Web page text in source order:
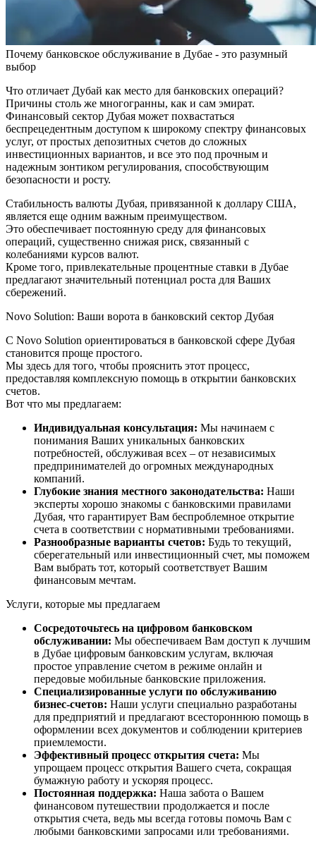
Почему банковское обслуживание в Дубае - это разумный
выбор
Что отличает Дубай как место для банковских операций?
Причины столь же многогранны, как и сам эмират.
Финансовый сектор Дубая может похвастаться
беспрецедентным доступом к широкому спектру финансовых
услуг, от простых депозитных счетов до сложных
инвестиционных вариантов, и все это под прочным и
надежным зонтиком регулирования, способствующим
безопасности и росту.
Стабильность валюты Дубая, привязанной к доллару США,
является еще одним важным преимуществом.
Это обеспечивает постоянную среду для финансовых
операций, существенно снижая риск, связанный с
колебаниями курсов валют.
Кроме того, привлекательные процентные ставки в Дубае
предлагают значительный потенциал роста для Ваших
сбережений.
Novo Solution: Ваши ворота в банковский сектор Дубая
С Novo Solution ориентироваться в банковской сфере Дубая
становится проще простого.
Мы здесь для того, чтобы прояснить этот процесс,
предоставляя комплексную помощь в открытии банковских
счетов.
Вот что мы предлагаем:
Индивидуальная консультация: Мы начинаем с
понимания Ваших уникальных банковских
потребностей, обслуживая всех – от независимых
предпринимателей до огромных международных
компаний.
Глубокие знания местного законодательства: Наши
эксперты хорошо знакомы с банковскими правилами
Дубая, что гарантирует Вам беспроблемное открытие
счета в соответствии с нормативными требованиями.
Разнообразные варианты счетов: Будь то текущий,
сберегательный или инвестиционный счет, мы поможем
Вам выбрать тот, который соответствует Вашим
финансовым мечтам.
Услуги, которые мы предлагаем
Сосредоточьтесь на цифровом банковском
обслуживании: Мы обеспечиваем Вам доступ к лучшим
в Дубае цифровым банковским услугам, включая
простое управление счетом в режиме онлайн и
передовые мобильные банковские приложения.
Специализированные услуги по обслуживанию
бизнес-счетов: Наши услуги специально разработаны
для предприятий и предлагают всестороннюю помощь в
оформлении всех документов и соблюдении критериев
приемлемости.
Эффективный процесс открытия счета: Мы
упрощаем процесс открытия Вашего счета, сокращая
бумажную работу и ускоряя процесс.
Постоянная поддержка: Наша забота о Вашем
финансовом путешествии продолжается и после
открытия счета, ведь мы всегда готовы помочь Вам с
любыми банковскими запросами или требованиями.